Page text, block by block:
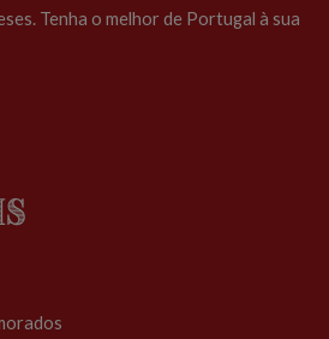
Tenha o melhor de Portugal à sua